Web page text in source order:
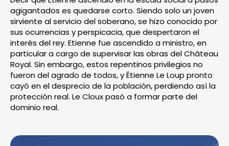
agigantados es quedarse corto. Siendo solo un joven
sirviente al servicio del soberano, se hizo conocido por
sus ocurrencias y perspicacia, que despertaron el
interés del rey. Etienne fue ascendido a ministro, en
particular a cargo de supervisar las obras del Château
Royal. Sin embargo, estos repentinos privilegios no
fueron del agrado de todos, y Étienne Le Loup pronto
cayó en el desprecio de la población, perdiendo así la
protección real. Le Cloux pasó a formar parte del
dominio real.